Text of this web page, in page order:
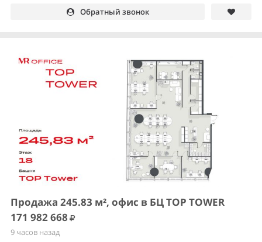
Обратный звонок
Продажа 245.83 м², офис в БЦ TOP TOWER
171 982 668
9 часов назад